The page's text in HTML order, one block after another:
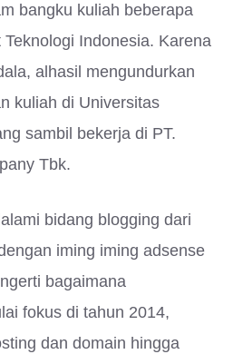
bangku kuliah beberapa
Indonesia. Karena
alhasil mengundurkan
kuliah di Universitas
sambil bekerja di PT.
Tbk.
bidang blogging dari
iming iming adsense
bagaimana
fokus di tahun 2014,
dan domain hingga